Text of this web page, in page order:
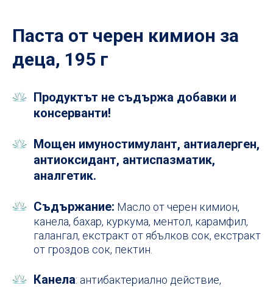
Паста от черен кимион за
деца, 195 г
Продуктът не съдържа добавки и
консерванти!
Мощен имуностимулант, антиалерген,
антиоксидант, антиспазматик,
аналгетик.
Съдържание: Масло от черен кимион,
канела, бахар, куркума, ментол, карамфил,
галангал, екстракт от ябълков сок, екстракт
от гроздов сок, пектин.
Канела: антибактериално действие,